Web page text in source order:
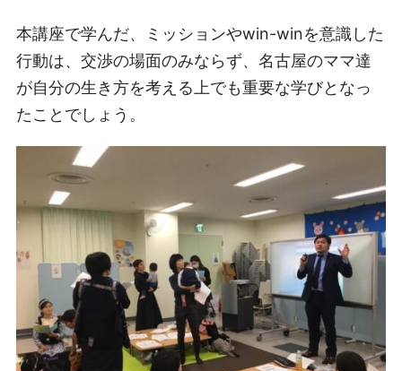
本講座で学んだ、ミッションやwin-winを意識した
行動は、交渉の場面のみならず、名古屋のママ達
が自分の生き方を考える上でも重要な学びとなっ
たことでしょう。